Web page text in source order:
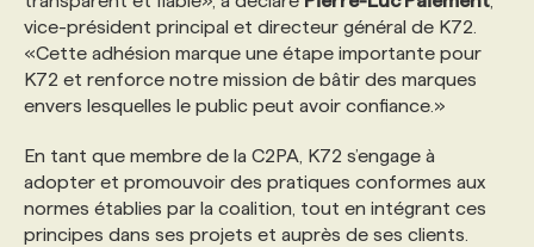
vice-président principal et directeur général de K72.
«Cette adhésion marque une étape importante pour
K72 et renforce notre mission de bâtir des marques
envers lesquelles le public peut avoir confiance.»
En tant que membre de la C2PA, K72 s’engage à
adopter et promouvoir des pratiques conformes aux
normes établies par la coalition, tout en intégrant ces
principes dans ses projets et auprès de ses clients.